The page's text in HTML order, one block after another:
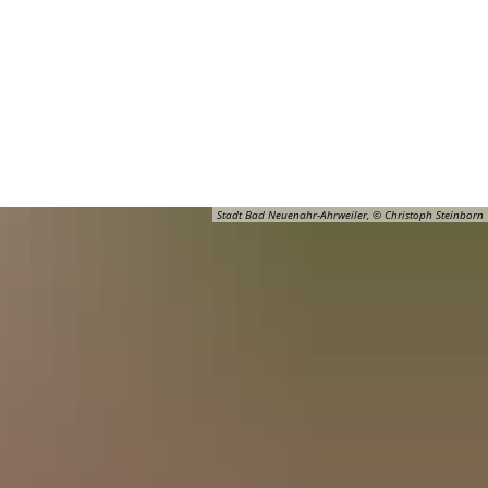
Stadt Bad Neuenahr-Ahrweiler, © Christoph Steinborn